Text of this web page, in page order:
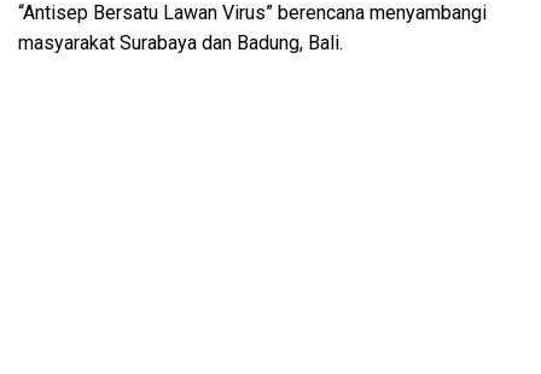
“Antisep Bersatu Lawan Virus” berencana menyambangi
masyarakat Surabaya dan Badung, Bali.